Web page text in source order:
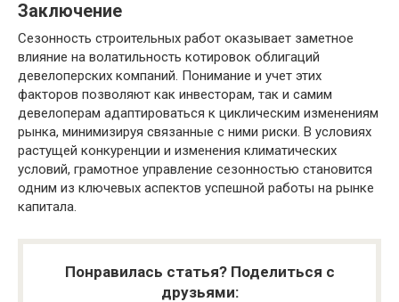
Заключение
Сезонность строительных работ оказывает заметное
влияние на волатильность котировок облигаций
девелоперских компаний. Понимание и учет этих
факторов позволяют как инвесторам, так и самим
девелоперам адаптироваться к циклическим изменениям
рынка, минимизируя связанные с ними риски. В условиях
растущей конкуренции и изменения климатических
условий, грамотное управление сезонностью становится
одним из ключевых аспектов успешной работы на рынке
капитала.
Понравилась статья? Поделиться с
друзьями: